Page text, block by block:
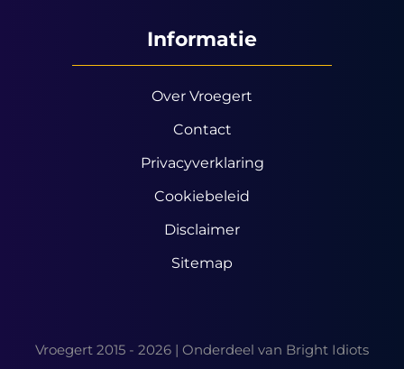
Informatie
Over Vroegert
Contact
Privacyverklaring
Cookiebeleid
Disclaimer
Sitemap
Vroegert 2015 - 2026 | Onderdeel van Bright Idiots